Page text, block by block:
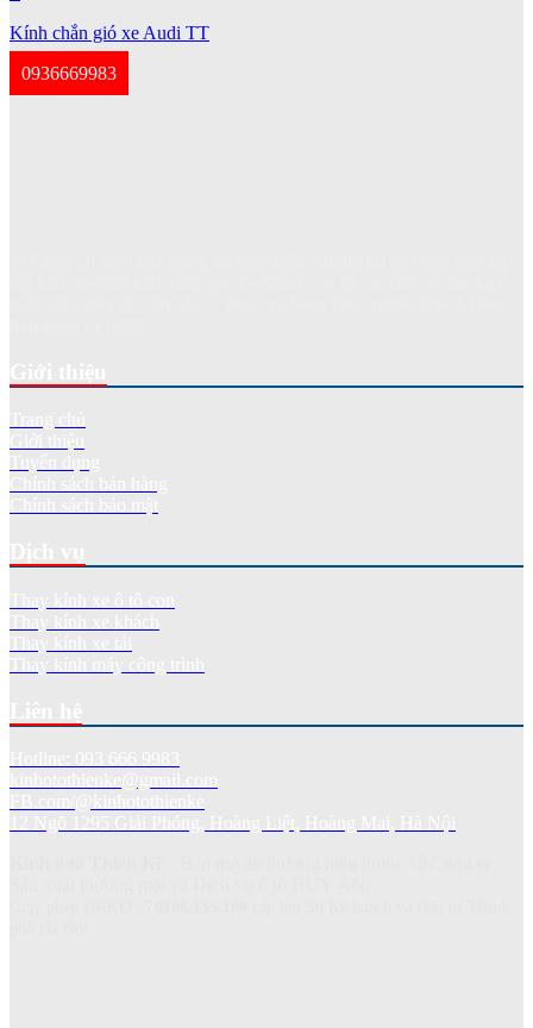
Kính chắn gió xe Audi TT
0936669983